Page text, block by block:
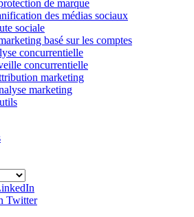
de marque
des médias sociaux
sociale
basé sur les comptes
concurrentielle
concurrentielle
marketing
marketing
Twitter